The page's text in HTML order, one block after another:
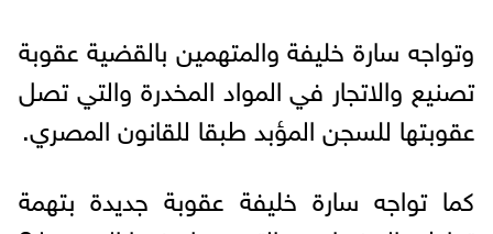
وتواجه سارة خليفة والمتهمين بالقضية عقوبة
تصنيع والاتجار في المواد المخدرة والتي تصل
عقوبتها للسجن المؤبد طبقا للقانون المصري.
كما تواجه سارة خليفة عقوبة جديدة بتهمة